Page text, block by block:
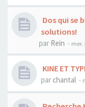
Dos qui se
solutions!
par Rein - mer.
KINE ET
par chantal -